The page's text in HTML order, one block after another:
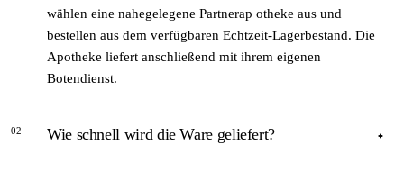
wählen eine nahegelegene Partnerap otheke aus und
bestellen aus dem verfügbaren Echtzeit-Lagerbestand. Die
Apotheke liefert anschließend mit ihrem eigenen
Botendienst.
02 Wie schnell wird die Ware geliefert?